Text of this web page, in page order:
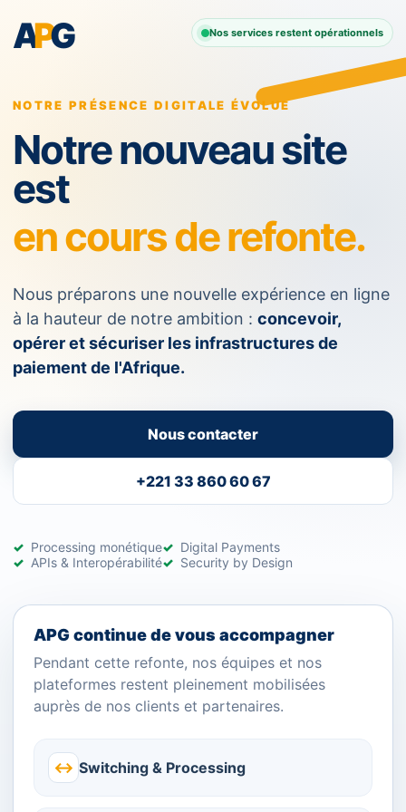
APG Nos services restent opérationnels
NOTRE PRÉSENCE DIGITALE ÉVOLUE
Notre nouveau site
est
en cours de refonte.
Nous préparons une nouvelle expérience en ligne
à la hauteur de notre ambition : concevoir,
opérer et sécuriser les infrastructures de
paiement de l'Afrique.
Nous contacter
+221 33 860 60 67
Processing monétique
Digital Payments
APIs & Interopérabilité
Security by Design
APG continue de vous accompagner
Pendant cette refonte, nos équipes et nos
plateformes restent pleinement mobilisées
auprès de nos clients et partenaires.
↔ Switching & Processing